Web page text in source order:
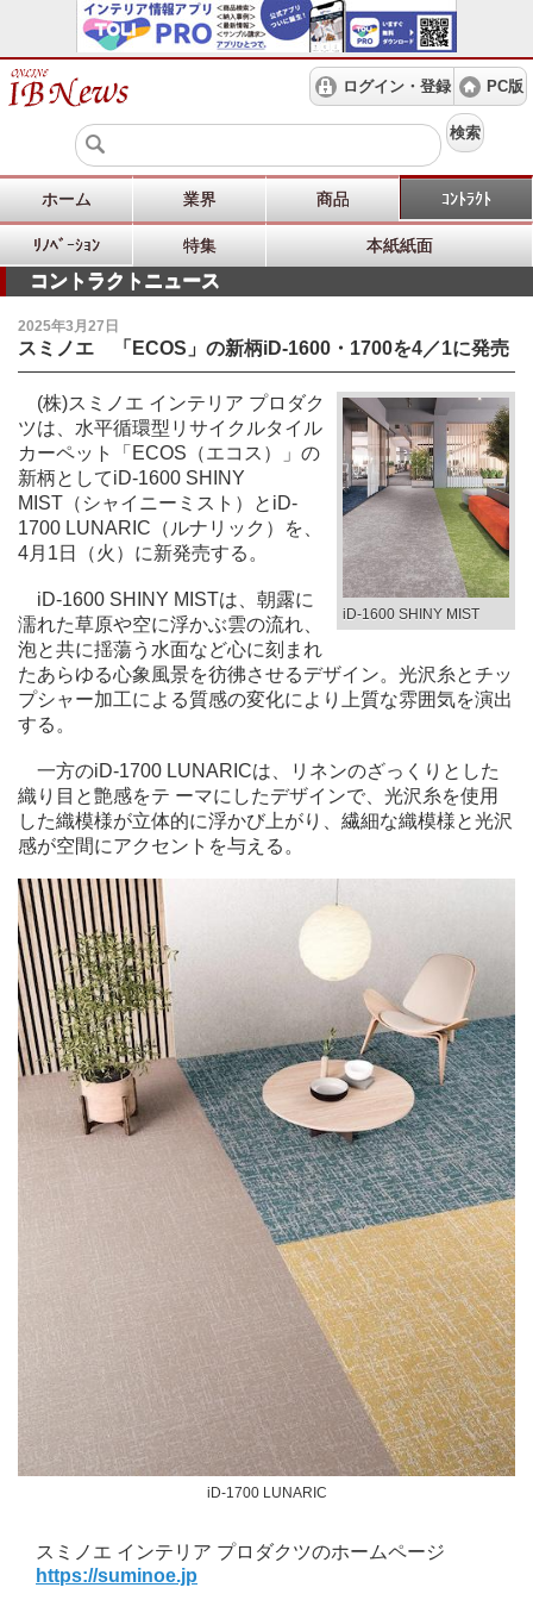
ログイン・登録 PC版
検索
ホーム 業界 商品 ｺﾝﾄﾗｸﾄ
ﾘﾉﾍﾞｰｼｮﾝ 特集 本紙紙面
コントラクトニュース
2025年3月27日
スミノエ 「ECOS」の新柄iD-1600・1700を4／1に発売
iD-1600 SHINY MIST
(株)スミノエ インテリア プロダク
ツは、水平循環型リサイクルタイル
カーペット「ECOS（エコス）」の
新柄としてiD-1600 SHINY
MIST（シャイニーミスト）とiD-
1700 LUNARIC（ルナリック）を、
4月1日（火）に新発売する。
iD-1600 SHINY MISTは、朝露に
濡れた草原や空に浮かぶ雲の流れ、
泡と共に揺蕩う水面など心に刻まれ
たあらゆる心象風景を彷彿させるデザイン。光沢糸とチッ
プシャー加工による質感の変化により上質な雰囲気を演出
する。
一方のiD-1700 LUNARICは、リネンのざっくりとした
織り目と艶感をテ ーマにしたデザインで、光沢糸を使用
した織模様が立体的に浮かび上がり、繊細な織模様と光沢
感が空間にアクセントを与える。
iD-1700 LUNARIC
スミノエ インテリア プロダクツのホームページ
https://suminoe.jp